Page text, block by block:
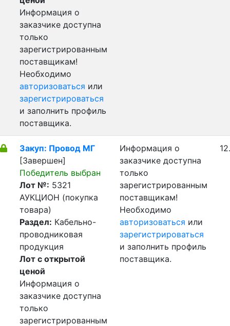
Информация о
заказчике доступна
только
зарегистрированным
поставщикам!
Необходимо
авторизоваться или
зарегистрироваться
и заполнить профиль
поставщика.
Закуп: Провод МГ
[Завершен]
Победитель выбран
Лот №: 5321
АУКЦИОН (покупка
товара)
Раздел: Кабельно-
проводниковая
продукция
Лот с открытой
ценой
Информация о
заказчике доступна
только
зарегистрированным
Информация о
заказчике доступна
только
зарегистрированным
поставщикам!
Необходимо
авторизоваться или
зарегистрироваться
и заполнить профиль
поставщика.